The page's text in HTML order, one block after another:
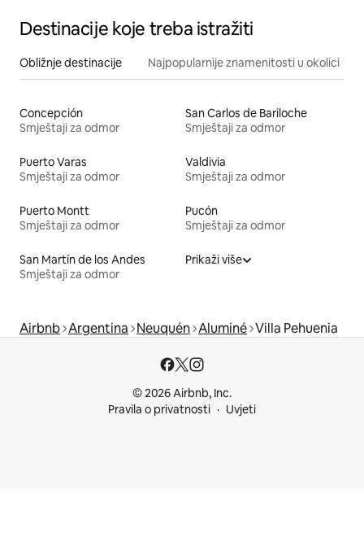
Destinacije koje treba istražiti
Obližnje destinacije Najpopularnije znamenitosti u okolici
Concepción
Smještaji za odmor
San Carlos de Bariloche
Smještaji za odmor
Puerto Varas
Smještaji za odmor
Valdivia
Smještaji za odmor
Puerto Montt
Smještaji za odmor
Pucón
Smještaji za odmor
San Martín de los Andes
Smještaji za odmor
Prikaži više
Airbnb Argentina Neuquén Aluminé Villa Pehuenia
© 2026 Airbnb, Inc.
Pravila o privatnosti
Uvjeti